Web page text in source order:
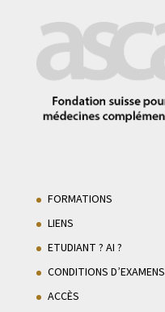
FORMATIONS
LIENS
ETUDIANT ? AI ?
CONDITIONS D’EXAMENS
ACCÈS